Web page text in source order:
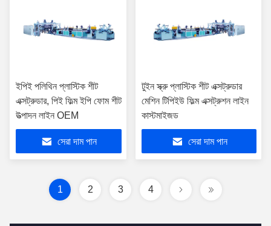
ইপিই পলিথিন প্লাস্টিক শীট
এক্সট্রুডার, পিই ফিল্ম ইপি ফোম শীট
উত্পাদন লাইন OEM
সেরা দাম পান
টুইন স্ক্রু প্লাস্টিক শীট এক্সট্রুডার
মেশিন টিপিইউ ফিল্ম এক্সট্রুশন লাইন
কাস্টমাইজড
সেরা দাম পান
1 2 3 4